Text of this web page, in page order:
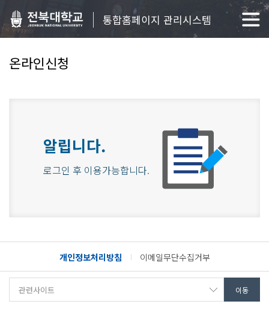
통합홈페이지 관리시스템
온라인신청
알립니다.
로그인 후 이용가능합니다.
개인정보처리방침 이메일무단수집거부